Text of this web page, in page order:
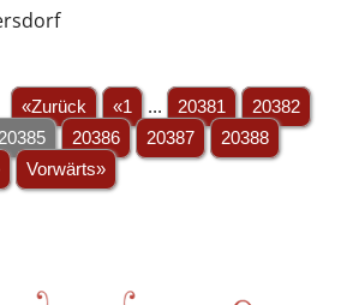
«Zurück «1 ... 20381
20382
20385 20386 20387
20388
Vorwärts»